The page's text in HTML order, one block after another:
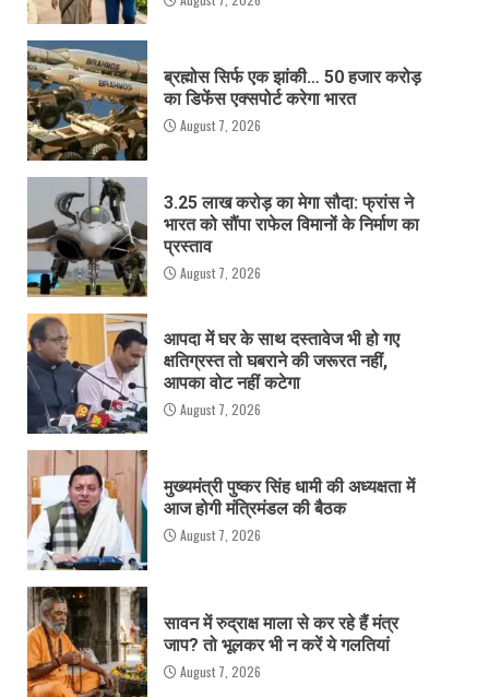
ब्रह्मोस सिर्फ एक झांकी… 50 हजार करोड़
का डिफेंस एक्सपोर्ट करेगा भारत
August 7, 2026
3.25 लाख करोड़ का मेगा सौदा: फ्रांस ने
भारत को सौंपा राफेल विमानों के निर्माण का
प्रस्ताव
August 7, 2026
आपदा में घर के साथ दस्तावेज भी हो गए
क्षतिग्रस्त तो घबराने की जरूरत नहीं,
आपका वोट नहीं कटेगा
August 7, 2026
मुख्यमंत्री पुष्कर सिंह धामी की अध्यक्षता में
आज होगी मंत्रिमंडल की बैठक
August 7, 2026
सावन में रुद्राक्ष माला से कर रहे हैं मंत्र
जाप? तो भूलकर भी न करें ये गलतियां
August 7, 2026